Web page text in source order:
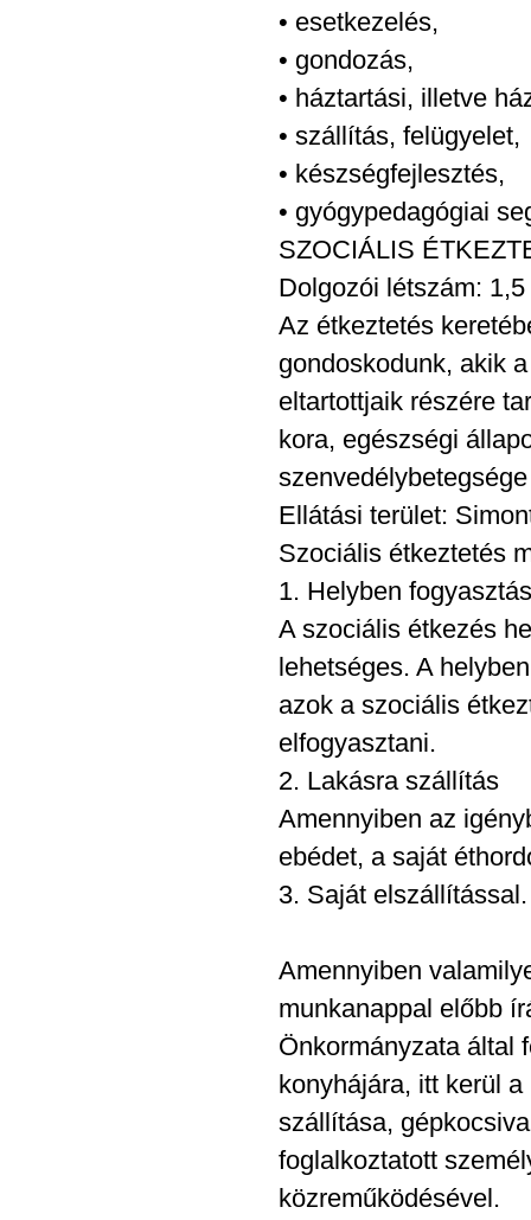
• esetkezelés,
• gondozás,
• háztartási, illetve
• szállítás, felügyelet,
• készségfejlesztés,
• gyógypedagógiai
SZOCIÁLIS
Dolgozói létszám:
Az étkeztetés
gondoskodunk, akik
eltartottjaik részére
kora, egészségi
Ellátási terület:
Szociális étkeztetés
1. Helyben fogyasztás
A szociális étkezés
lehetséges. A
azok a szociális
elfogyasztani.
2. Lakásra szállítás
Amennyiben az
ebédet, a saját
3. Saját elszállítással.
Amennyiben
munkanappal előbb
Önkormányzata által
konyhájára, itt kerül
szállítása,
foglalkoztatott
közreműködésével.